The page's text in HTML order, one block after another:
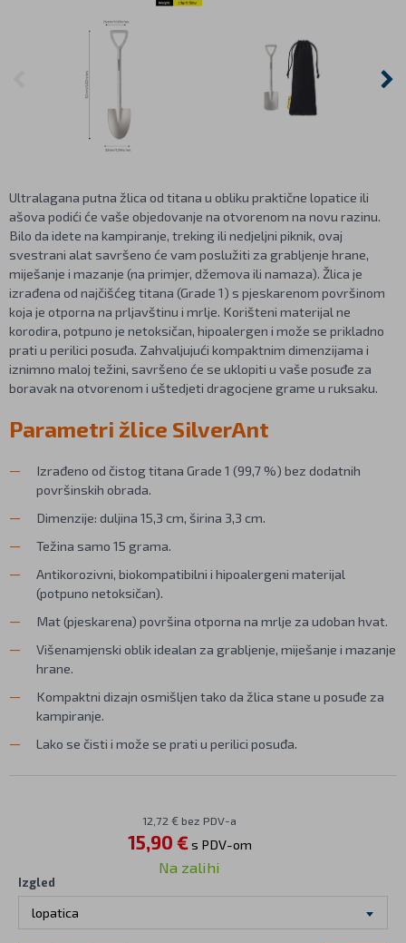
Ultralagana putna žlica od titana u obliku praktične lopatice ili
ašova podići će vaše objedovanje na otvorenom na novu razinu.
Bilo da idete na kampiranje, treking ili nedjeljni piknik, ovaj
svestrani alat savršeno će vam poslužiti za grabljenje hrane,
miješanje i mazanje (na primjer, džemova ili namaza). Žlica je
izrađena od najčišćeg titana (Grade 1) s pjeskarenom površinom
koja je otporna na prljavštinu i mrlje. Korišteni materijal ne
korodira, potpuno je netoksičan, hipoalergen i može se prikladno
prati u perilici posuđa. Zahvaljujući kompaktnim dimenzijama i
iznimno maloj težini, savršeno će se uklopiti u vaše posuđe za
boravak na otvorenom i uštedjeti dragocjene grame u ruksaku.
Parametri žlice SilverAnt
Izrađeno od čistog titana Grade 1 (99,7 %) bez dodatnih
površinskih obrada.
Dimenzije: duljina 15,3 cm, širina 3,3 cm.
Težina samo 15 grama.
Antikorozivni, biokompatibilni i hipoalergeni materijal
(potpuno netoksičan).
Mat (pjeskarena) površina otporna na mrlje za udoban hvat.
Višenamjenski oblik idealan za grabljenje, miješanje i mazanje
hrane.
Kompaktni dizajn osmišljen tako da žlica stane u posuđe za
kampiranje.
Lako se čisti i može se prati u perilici posuđa.
12,72 € bez PDV-a
15,90 €s PDV-om
Na zalihi
Izgled
lopatica